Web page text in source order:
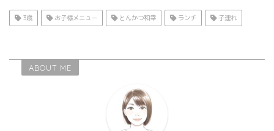
3歳 お子様メニュー とんかつ和幸 ランチ 子連れ
ABOUT ME